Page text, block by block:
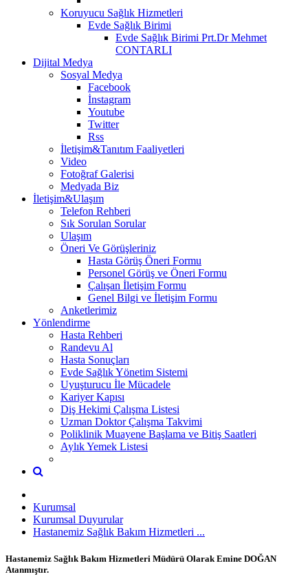
Koruyucu Sağlık Hizmetleri
Evde Sağlık Birimi
Evde Sağlık Birimi Prt.Dr Mehmet
CONTARLI
Dijital Medya
Sosyal Medya
Facebook
İnstagram
Youtube
Twitter
Rss
İletişim&Tanıtım Faaliyetleri
Video
Fotoğraf Galerisi
Medyada Biz
İletişim&Ulaşım
Telefon Rehberi
Sık Sorulan Sorular
Ulaşım
Öneri Ve Görüşleriniz
Hasta Görüş Öneri Formu
Personel Görüş ve Öneri Formu
Çalışan İletişim Formu
Genel Bilgi ve İletişim Formu
Anketlerimiz
Yönlendirme
Hasta Rehberi
Randevu Al
Hasta Sonuçları
Evde Sağlık Yönetim Sistemi
Uyuşturucu İle Mücadele
Kariyer Kapısı
Diş Hekimi Çalışma Listesi
Uzman Doktor Çalışma Takvimi
Poliklinik Muayene Başlama ve Bitiş Saatleri
Aylık Yemek Listesi
Kurumsal
Kurumsal Duyurular
Hastanemiz Sağlık Bakım Hizmetleri ...
Hastanemiz Sağlık Bakım Hizmetleri Müdürü Olarak Emine DOĞAN
Atanmıştır.